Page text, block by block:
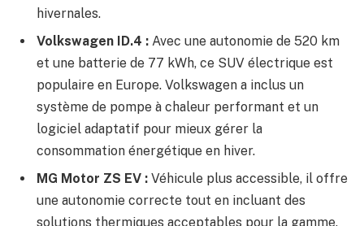
hivernales.
Volkswagen ID.4 : Avec une autonomie de 520 km
et une batterie de 77 kWh, ce SUV électrique est
populaire en Europe. Volkswagen a inclus un
système de pompe à chaleur performant et un
logiciel adaptatif pour mieux gérer la
consommation énergétique en hiver.
MG Motor ZS EV : Véhicule plus accessible, il offre
une autonomie correcte tout en incluant des
solutions thermiques acceptables pour la gamme.